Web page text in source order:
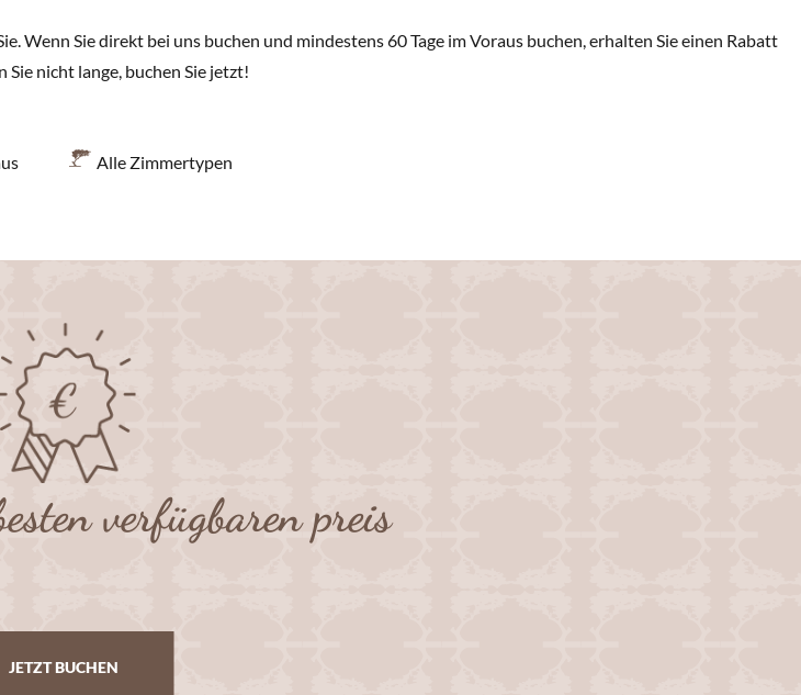
Wenn Sie direkt bei uns buchen und mindestens 60 Tage im Voraus buchen, erhalten Sie einen Rabatt
Sie nicht lange, buchen Sie jetzt!
Alle Zimmertypen
verfügbaren preis
JETZT BUCHEN